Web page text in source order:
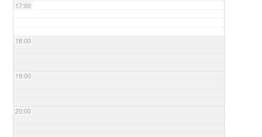
17:00
18:00
19:00
20:00